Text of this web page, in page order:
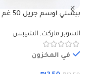
بيسلي اوسم جريل 50 غم
السوبر ماركت, الشيبس
في المخزون